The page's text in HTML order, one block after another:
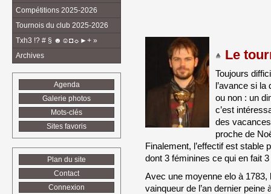
Le
Toujours
l’avance si la
ou non : un
c’est
des
proche de
Finalement, l’effectif est stable
dont 3 féminines ce qui en fait
Avec une moyenne elo à
vainqueur de l’an dernier
Compétitions 2025-2026
Tournois du club 2025-2026
Txh3 !? # § ☻☺◘☼►+ »
Archives
Agenda
Galerie photos
Mots-clés
Sites favoris
Plan du site
Contact
Connexion